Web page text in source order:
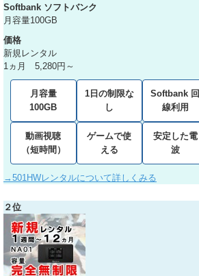
Softbank ソフトバンク
月容量100GB
価格
新規レンタル
1ヵ月 5,280円～
月容量
100GB
1日の制限な
し
Softbank 回
線利用
動画視聴
（短時間）
ゲームで使
える
安定した電
波
→501HWレンタルについて詳しくみる
２位